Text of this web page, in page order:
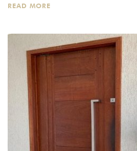
READ MORE